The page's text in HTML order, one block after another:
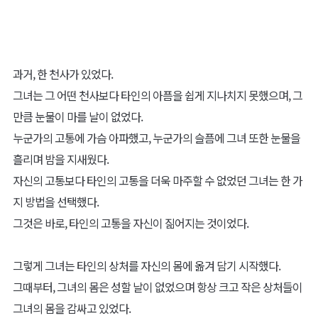
과거, 한 천사가 있었다.
그녀는 그 어떤 천사보다 타인의 아픔을 쉽게 지나치지 못했으며, 그
만큼 눈물이 마를 날이 없었다.
누군가의 고통에 가슴 아파했고, 누군가의 슬픔에 그녀 또한 눈물을
흘리며 밤을 지새웠다.
자신의 고통보다 타인의 고통을 더욱 마주할 수 없었던 그녀는 한 가
지 방법을 선택했다.
그것은 바로, 타인의 고통을 자신이 짊어지는 것이었다.
그렇게 그녀는 타인의 상처를 자신의 몸에 옮겨 담기 시작했다.
그때부터, 그녀의 몸은 성할 날이 없었으며 항상 크고 작은 상처들이
그녀의 몸을 감싸고 있었다.